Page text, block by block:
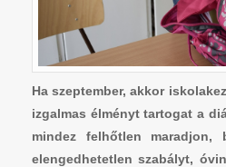
Ha szeptember, akkor
izgalmas élményt tartogat a
mindez felhőtlen
elengedhetetlen szabályt,